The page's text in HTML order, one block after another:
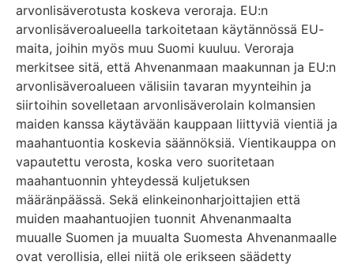
arvonlisäverotusta koskeva veroraja. EU:n
arvonlisäveroalueella tarkoitetaan käytännössä EU-
maita, joihin myös muu Suomi kuuluu. Veroraja
merkitsee sitä, että Ahvenanmaan maakunnan ja EU:n
arvonlisäveroalueen välisiin tavaran myynteihin ja
siirtoihin sovelletaan arvonlisäverolain kolmansien
maiden kanssa käytävään kauppaan liittyviä vientiä ja
maahantuontia koskevia säännöksiä. Vientikauppa on
vapautettu verosta, koska vero suoritetaan
maahantuonnin yhteydessä kuljetuksen
määränpäässä. Sekä elinkeinonharjoittajien että
muiden maahantuojien tuonnit Ahvenanmaalta
muualle Suomen ja muualta Suomesta Ahvenanmaalle
ovat verollisia, ellei niitä ole erikseen säädetty